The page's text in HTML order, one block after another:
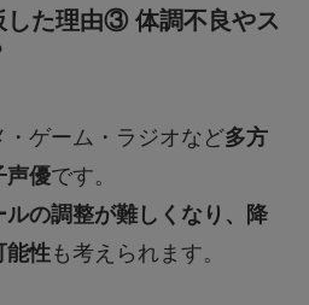
した理由③ 体調不良やス
ゲーム・ラジオなど多方
声優です。
ルの調整が難しくなり、降
能性も考えられます。